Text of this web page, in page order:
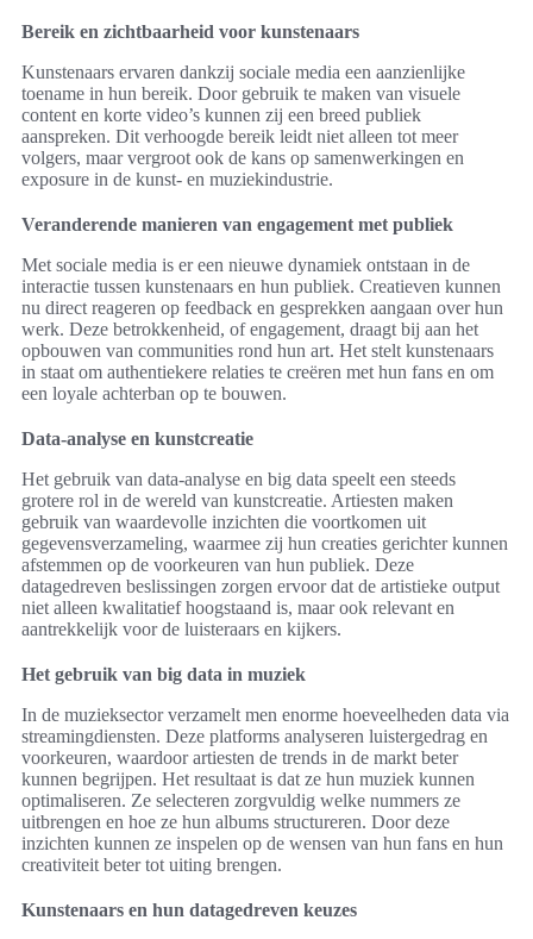
Bereik en zichtbaarheid voor kunstenaars
Kunstenaars ervaren dankzij sociale media een aanzienlijke
toename in hun bereik. Door gebruik te maken van visuele
content en korte video’s kunnen zij een breed publiek
aanspreken. Dit verhoogde bereik leidt niet alleen tot meer
volgers, maar vergroot ook de kans op samenwerkingen en
exposure in de kunst- en muziekindustrie.
Veranderende manieren van engagement met publiek
Met sociale media is er een nieuwe dynamiek ontstaan in de
interactie tussen kunstenaars en hun publiek. Creatieven kunnen
nu direct reageren op feedback en gesprekken aangaan over hun
werk. Deze betrokkenheid, of engagement, draagt bij aan het
opbouwen van communities rond hun art. Het stelt kunstenaars
in staat om authentiekere relaties te creëren met hun fans en om
een loyale achterban op te bouwen.
Data-analyse en kunstcreatie
Het gebruik van data-analyse en big data speelt een steeds
grotere rol in de wereld van kunstcreatie. Artiesten maken
gebruik van waardevolle inzichten die voortkomen uit
gegevensverzameling, waarmee zij hun creaties gerichter kunnen
afstemmen op de voorkeuren van hun publiek. Deze
datagedreven beslissingen zorgen ervoor dat de artistieke output
niet alleen kwalitatief hoogstaand is, maar ook relevant en
aantrekkelijk voor de luisteraars en kijkers.
Het gebruik van big data in muziek
In de muzieksector verzamelt men enorme hoeveelheden data via
streamingdiensten. Deze platforms analyseren luistergedrag en
voorkeuren, waardoor artiesten de trends in de markt beter
kunnen begrijpen. Het resultaat is dat ze hun muziek kunnen
optimaliseren. Ze selecteren zorgvuldig welke nummers ze
uitbrengen en hoe ze hun albums structureren. Door deze
inzichten kunnen ze inspelen op de wensen van hun fans en hun
creativiteit beter tot uiting brengen.
Kunstenaars en hun datagedreven keuzes